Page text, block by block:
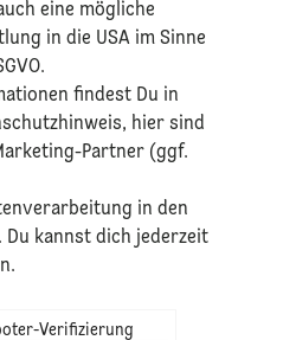
eine mögliche
in die USA im Sinne
findest Du in
, hier sind
Partner (ggf.
in den
Du kannst dich jederzeit
Verifizierung